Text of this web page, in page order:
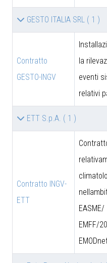
GESTO ITALIA SRL ( 1 )
Contratto
GESTO-INGV
la
eventi
relativi
ETT S.p.A. ( 1 )
Contratto INGV-
ETT
EASME/
EMFF/